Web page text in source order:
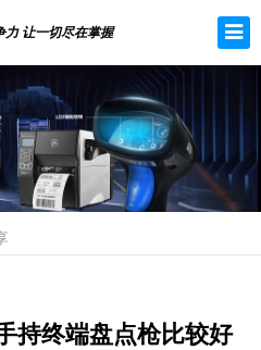
力 让一切尽在掌握
持终端盘点枪比较好